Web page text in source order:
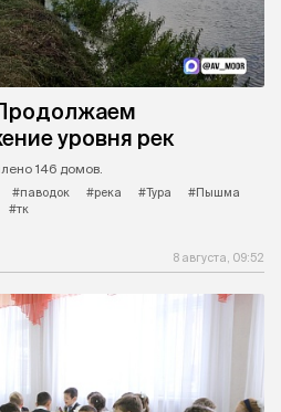
уровня рек
146 домов.
#паводок #река #Тура
#Пышма
#тк
8 августа, 09:52